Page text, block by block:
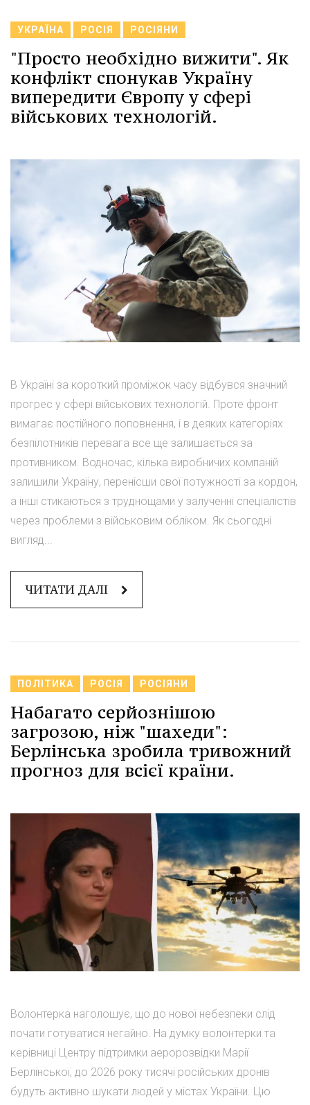
УКРАЇНА РОСІЯ РОСІЯНИ
"Просто необхідно вижити". Як
конфлікт спонукав Україну
випередити Європу у сфері
військових технологій.
В Україні за короткий проміжок часу відбувся значний
прогрес у сфері військових технологій. Проте фронт
вимагає постійного поповнення, і в деяких категоріях
безпілотників перевага все ще залишається за
противником. Водночас, кілька виробничих компаній
залишили Україну, перенісши свої потужності за кордон,
а інші стикаються з труднощами у залученні спеціалістів
через проблеми з військовим обліком. Як сьогодні
вигляд...
ЧИТАТИ ДАЛІ
ПОЛІТИКА РОСІЯ РОСІЯНИ
Набагато серйознішою
загрозою, ніж "шахеди":
Берлінська зробила тривожний
прогноз для всієї країни.
Волонтерка наголошує, що до нової небезпеки слід
почати готуватися негайно. На думку волонтерки та
керівниці Центру підтримки аеророзвідки Марії
Берлінської, до 2026 року тисячі російських дронів
будуть активно шукати людей у містах України. Цю